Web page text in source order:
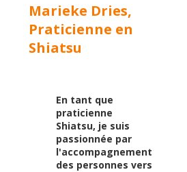
vite votre
les séances
de groupe!
les professeurs
Marieke Dries,
Praticienne en
Shiatsu
En tant que
praticienne
Shiatsu, je suis
passionnée par
l'accompagnement
des personnes vers